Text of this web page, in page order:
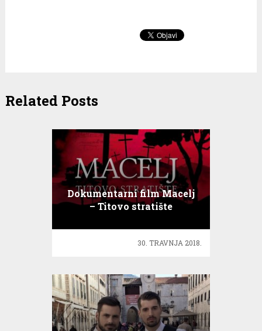
Related Posts
Dokumentarni film Macelj
– Titovo stratište
30. TRAVNJA 2018.